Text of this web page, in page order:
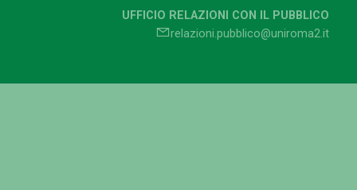
UFFICIO RELAZIONI CON IL PUBBLICO
relazioni.pubblico@uniroma2.it